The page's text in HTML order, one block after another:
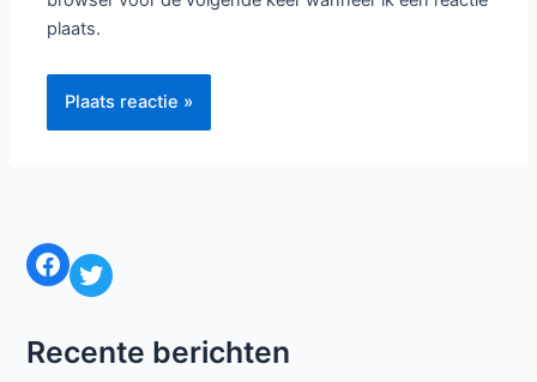
plaats.
Facebook Twitter
Recente berichten